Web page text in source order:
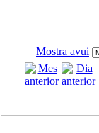
Mostra avui